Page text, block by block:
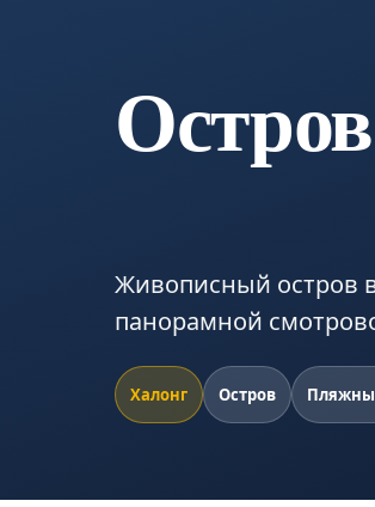
Живописный остров
панорамной
Халонг Остров